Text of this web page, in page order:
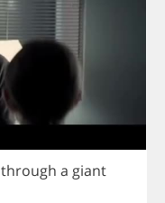
through a giant